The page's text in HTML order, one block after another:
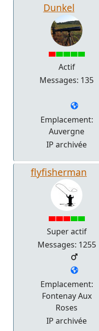
Dunkel
Actif
Messages: 135
Emplacement:
Auvergne
IP archivée
flyfisherman
Super actif
Messages: 1255
Emplacement:
Fontenay Aux
Roses
IP archivée